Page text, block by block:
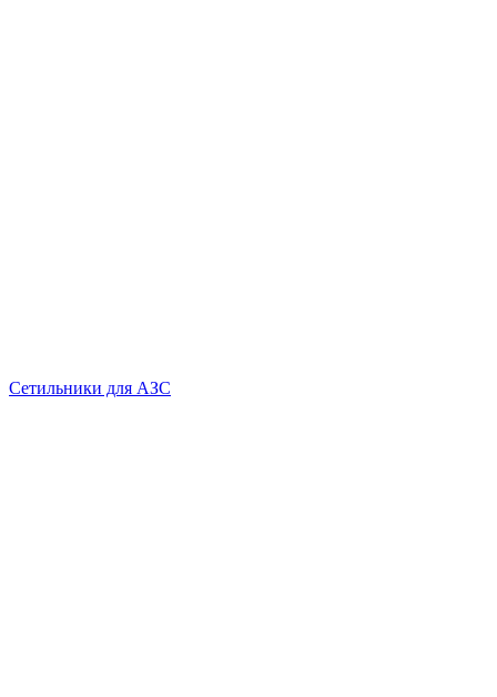
Сетильники для АЗС